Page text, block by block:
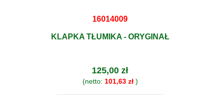
16014009
KLAPKA TŁUMIKA - ORYGINAŁ
125,00 zł
(netto: 101,63 zł)